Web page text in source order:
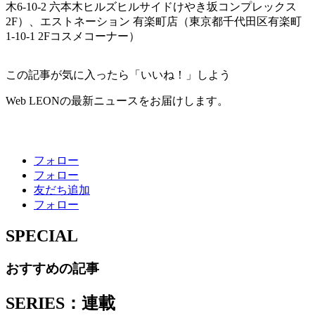
木6-10-2 六本木ヒルズヒルサイドけやき坂コンプレックス
2F）、エストネーション 有楽町店（東京都千代田区有楽町
1-10-1 2Fコスメコーナー）
この記事が気に入ったら「いいね！」しよう
Web LEONの最新ニュースをお届けします。
フォロー
フォロー
友だち追加
フォロー
SPECIAL
おすすめの記事
SERIES：連載